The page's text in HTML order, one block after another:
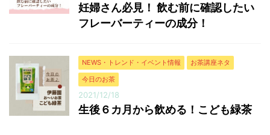
妊婦さん必見！ 飲む前に確認したい
フレーバーティーの成分！
NEWS・トレンド・イベント情報
お茶講座ネタ
今日のお茶
2021/12/18
生後６カ月から飲める！こども緑茶